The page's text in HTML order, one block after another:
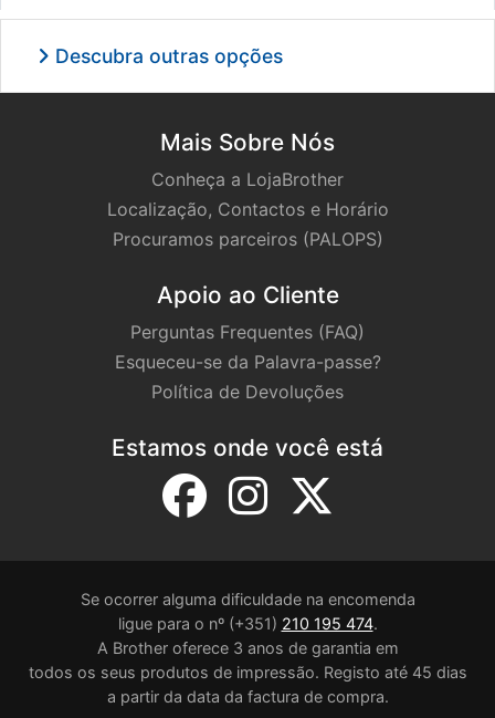
Descubra outras opções
Mais Sobre Nós
Conheça a LojaBrother
Localização, Contactos e Horário
Procuramos parceiros (PALOPS)
Apoio ao Cliente
Perguntas Frequentes (FAQ)
Esqueceu-se da Palavra-passe?
Política de Devoluções
Estamos onde você está
Se ocorrer alguma dificuldade na encomenda
ligue para o nº (+351) 210 195 474.
A Brother oferece 3 anos de garantia em
todos os seus produtos de impressão. Registo até 45 dias
a partir da data da factura de compra.